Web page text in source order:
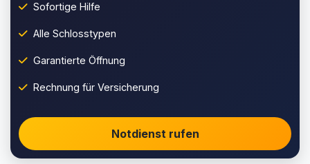
Sofortige Hilfe
Alle Schlosstypen
Garantierte Öffnung
Rechnung für Versicherung
Notdienst rufen